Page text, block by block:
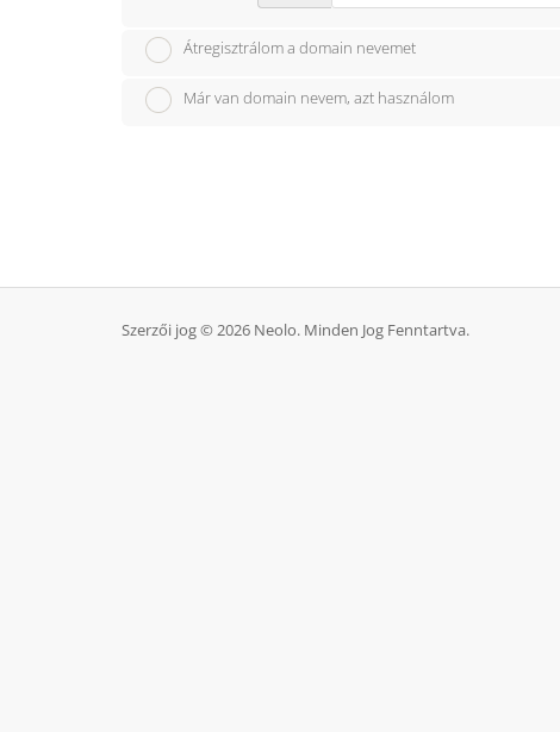
Átregisztrálom a domain nevemet
Már van domain nevem, azt használom
Szerzői jog © 2026 Neolo. Minden Jog Fenntartva.